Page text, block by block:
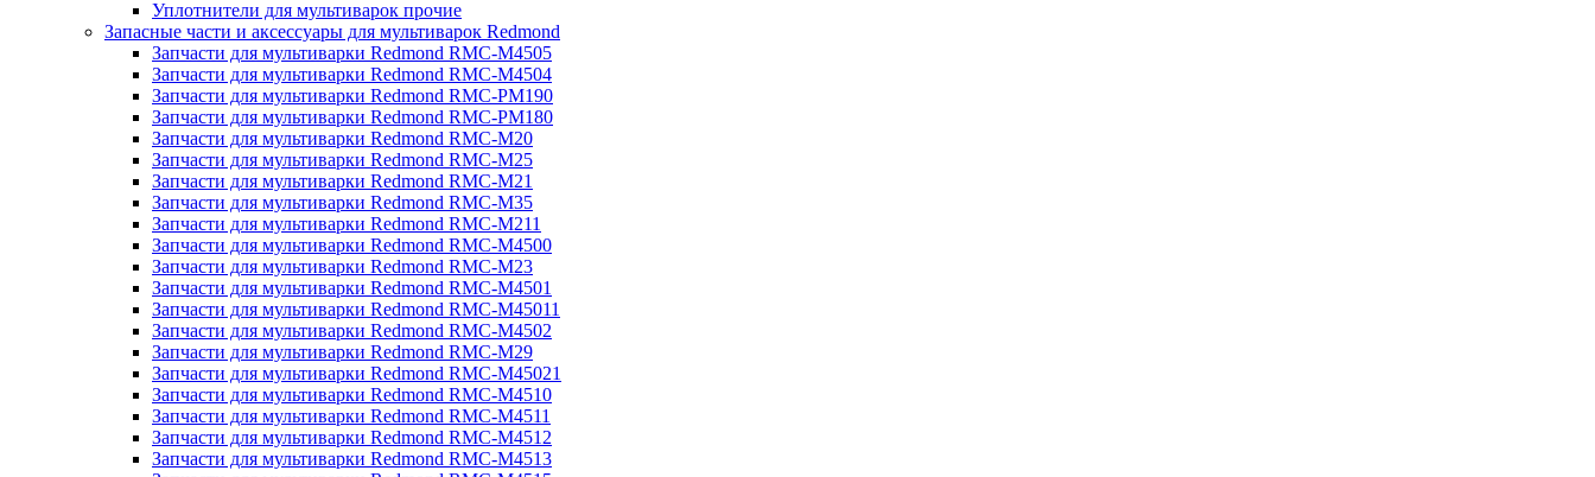
Уплотнители для мультиварок прочие
Запасные части и аксессуары для мультиварок Redmond
Запчасти для мультиварки Redmond RMC-M4505
Запчасти для мультиварки Redmond RMC-M4504
Запчасти для мультиварки Redmond RMC-PM190
Запчасти для мультиварки Redmond RMC-PM180
Запчасти для мультиварки Redmond RMC-M20
Запчасти для мультиварки Redmond RMC-M25
Запчасти для мультиварки Redmond RMC-M21
Запчасти для мультиварки Redmond RMC-M35
Запчасти для мультиварки Redmond RMC-M211
Запчасти для мультиварки Redmond RMC-M4500
Запчасти для мультиварки Redmond RMC-M23
Запчасти для мультиварки Redmond RMC-M4501
Запчасти для мультиварки Redmond RMC-M45011
Запчасти для мультиварки Redmond RMC-M4502
Запчасти для мультиварки Redmond RMC-M29
Запчасти для мультиварки Redmond RMC-M45021
Запчасти для мультиварки Redmond RMC-M4510
Запчасти для мультиварки Redmond RMC-M4511
Запчасти для мультиварки Redmond RMC-M4512
Запчасти для мультиварки Redmond RMC-M4513